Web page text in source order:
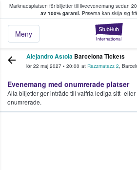
Marknadsplatsen för biljetter till liveevenemang sedan
av 100% garanti. Priserna kan skilja sig
Meny
köper och säljer
Alejandro Astola Barcelona Tickets
lör 22 maj 2027 • 20:00 at Razzmatazz 2,
Evenemang med onumrerade platser
Alla biljetter ger inträde till valfria lediga sitt-
onumrerade.